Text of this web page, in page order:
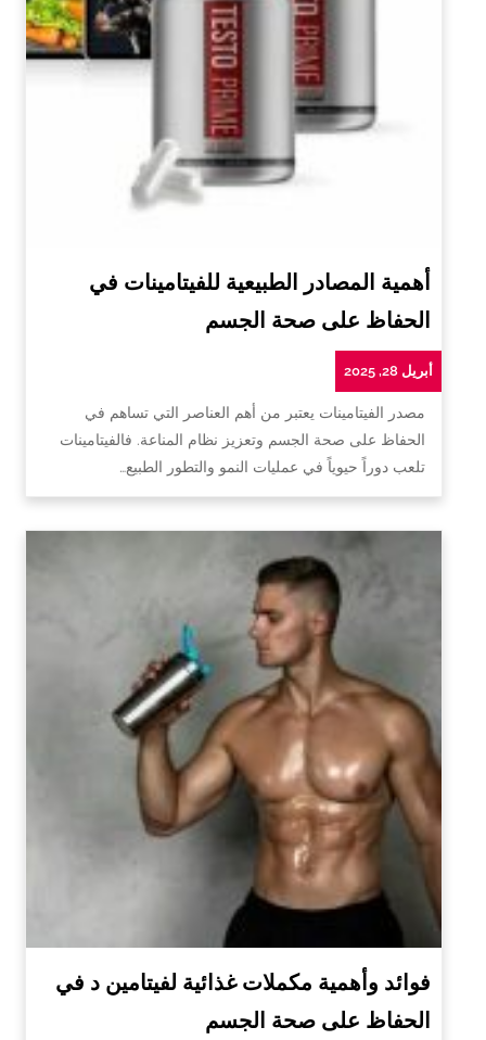
أهمية المصادر الطبيعية للفيتامينات في
الحفاظ على صحة الجسم
أبريل 28, 2025
مصدر الفيتامينات يعتبر من أهم العناصر التي تساهم في
الحفاظ على صحة الجسم وتعزيز نظام المناعة. فالفيتامينات
تلعب دوراً حيوياً في عمليات النمو والتطور الطبيع…
فوائد وأهمية مكملات غذائية لفيتامين د في
الحفاظ على صحة الجسم